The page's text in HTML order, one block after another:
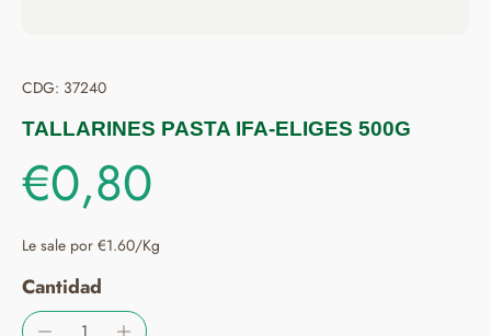
CDG: 37240
TALLARINES PASTA IFA-ELIGES 500G
€0,80
Le sale por €1.60/Kg
Cantidad